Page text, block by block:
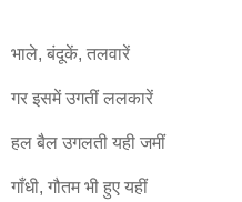
भाले, बंदूकें, तलवारें
गर इसमें उगतीं ललकारें
हल बैल उगलती यही जमीं
गाँधी, गौतम भी हुए यहीं